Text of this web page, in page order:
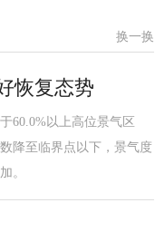
换一换
恢复态势
60.0%以上高位景气区
降至临界点以下，景气度
。